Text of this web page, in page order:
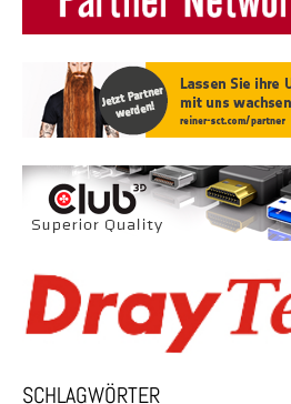
SCHLAGWÖRTER